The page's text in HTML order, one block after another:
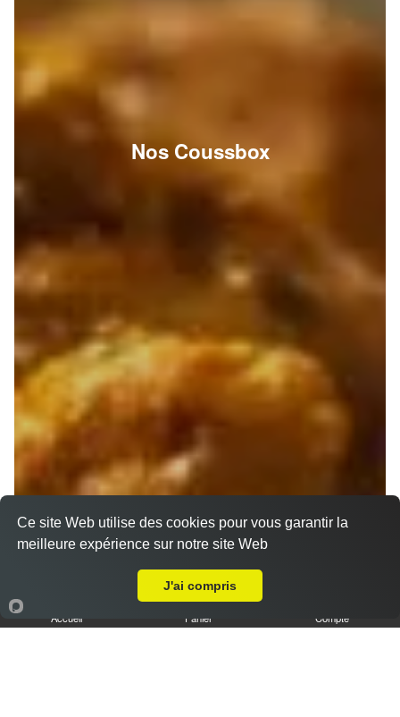
Nos Coussbox
Accueil Panier Compte
Ce site Web utilise des cookies pour vous garantir la
meilleure expérience sur notre site Web
J'ai compris